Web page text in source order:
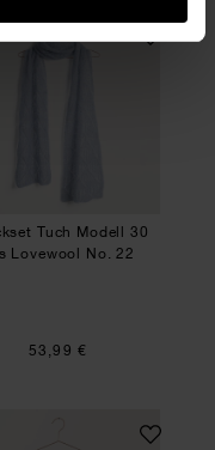
02 aus Lovewool No.
Strickset Tuch
Tuch Modell 30
Lovewool No. 22
53,99 €
aus Lovewool No. 22
Strickset Top